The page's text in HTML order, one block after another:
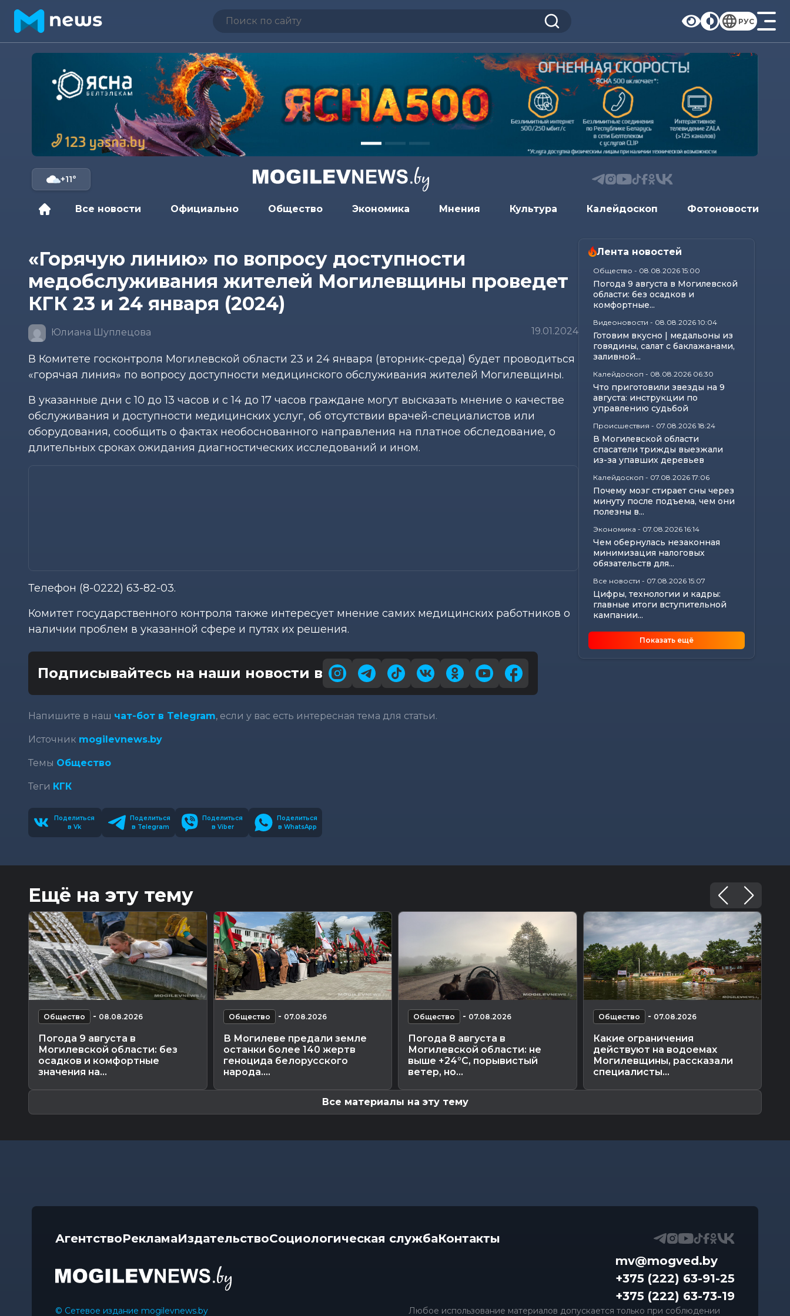
РУС
+11°
Все новости Официально Общество Экономика Мнения Культура Калейдоскоп Фотоновости
«Горячую линию» по вопросу доступности
медобслуживания жителей Могилевщины проведет
КГК 23 и 24 января (2024)
Юлиана Шуплецова 19.01.2024
В Комитете госконтроля Могилевской области 23 и 24 января (вторник-среда) будет проводиться
«горячая линия» по вопросу доступности медицинского обслуживания жителей Могилевщины.
В указанные дни с 10 до 13 часов и с 14 до 17 часов граждане могут высказать мнение о качестве
обслуживания и доступности медицинских услуг, об отсутствии врачей-специалистов или
оборудования, сообщить о фактах необоснованного направления на платное обследование, о
длительных сроках ожидания диагностических исследований и ином.
Телефон (8-0222) 63-82-03.
Комитет государственного контроля также интересует мнение самих медицинских работников о
наличии проблем в указанной сфере и путях их решения.
Подписывайтесь на наши новости в
Напишите в наш чат-бот в Telegram, если у вас есть интересная тема для статьи.
Источник mogilevnews.by
Темы Общество
Теги КГК
Поделиться
в Vk
Поделиться
в Telegram
Поделиться
в Viber
Поделиться
в WhatsApp
Лента новостей
Общество - 08.08.2026 15:00
Погода 9 августа в Могилевской
области: без осадков и
комфортные...
Видеоновости - 08.08.2026 10:04
Готовим вкусно | медальоны из
говядины, салат с баклажанами,
заливной...
Калейдоскоп - 08.08.2026 06:30
Что приготовили звезды на 9
августа: инструкции по
управлению судьбой
Происшествия - 07.08.2026 18:24
В Могилевской области
спасатели трижды выезжали
из-за упавших деревьев
Калейдоскоп - 07.08.2026 17:06
Почему мозг стирает сны через
минуту после подъема, чем они
полезны в...
Экономика - 07.08.2026 16:14
Чем обернулась незаконная
минимизация налоговых
обязательств для...
Все новости - 07.08.2026 15:07
Цифры, технологии и кадры:
главные итоги вступительной
кампании...
Общество -07.08.2026 15:05
В Могилеве предали земле
останки более 140 жертв
Показать ещё
Ещё на эту тему
Общество - 08.08.2026
Погода 9 августа в
Могилевской области: без
осадков и комфортные
значения на...
Общество - 07.08.2026
В Могилеве предали земле
останки более 140 жертв
геноцида белорусского
народа....
Общество - 07.08.2026
Погода 8 августа в
Могилевской области: не
выше +24°С, порывистый
ветер, но...
Общество - 07.08.2026
Какие ограничения
действуют на водоемах
Могилевщины, рассказали
специалисты...
Все материалы на эту тему
АгентствоРекламаИздательствоСоциологическая службаКонтакты
mv@mogved.by
+375 (222) 63-91-25
+375 (222) 63-73-19
© Сетевое издание mogilevnews.by Любое использование материалов допускается только при соблюдении